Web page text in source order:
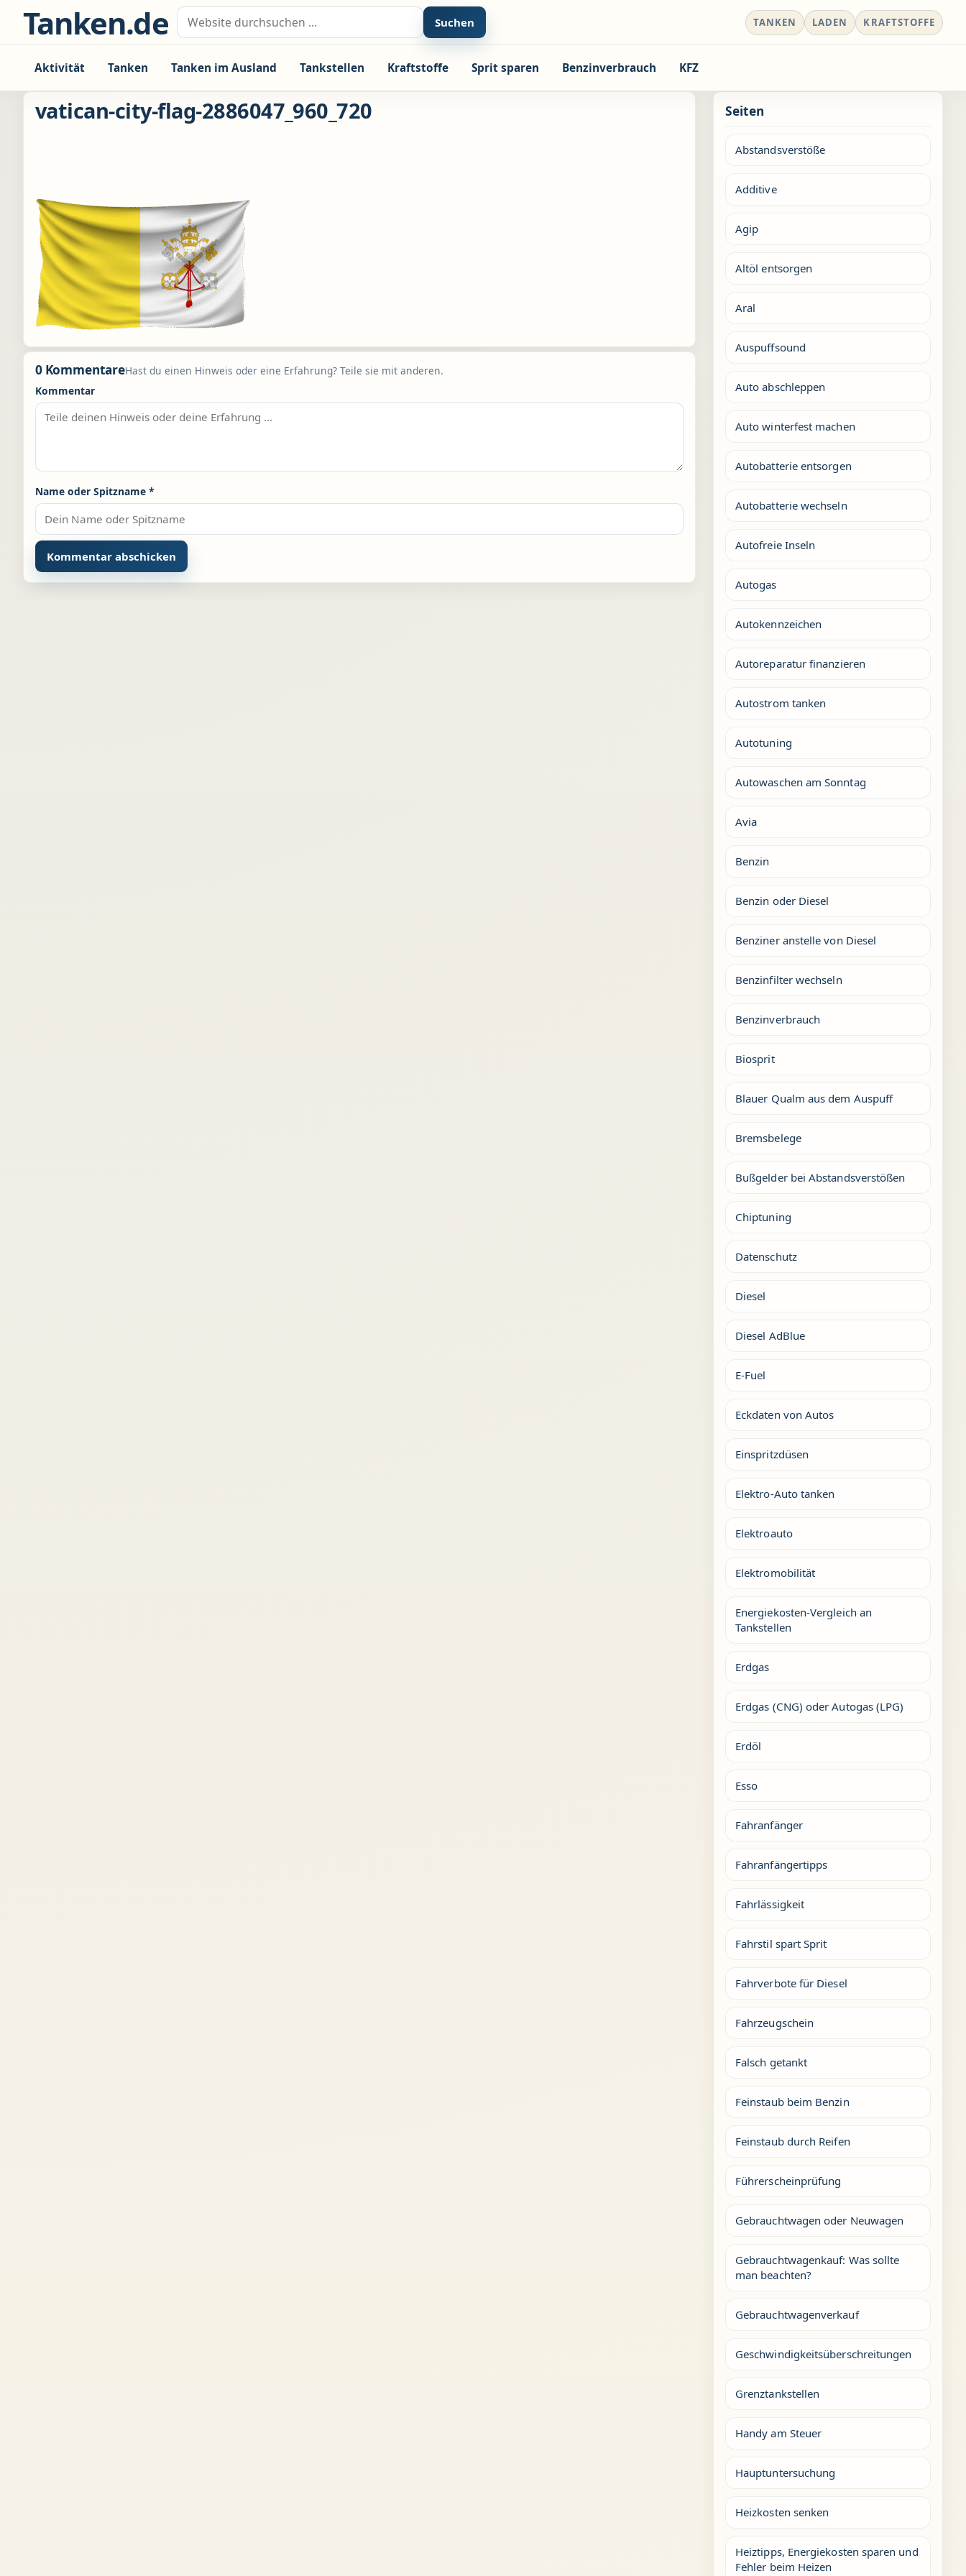
Zum Inhalt springen
Tanken.de Suche nach: Suchen TANKEN LADEN KRAFTSTOFFE
Aktivität Tanken Tanken im Ausland Tankstellen Kraftstoffe Sprit sparen Benzinverbrauch KFZ
vatican-city-flag-2886047_960_720
0 KommentareHast du einen Hinweis oder eine Erfahrung? Teile sie mit anderen.
Kommentar
Name oder Spitzname *
Seiten
Abstandsverstöße
Additive
Agip
Altöl entsorgen
Aral
Auspuffsound
Auto abschleppen
Auto winterfest machen
Autobatterie entsorgen
Autobatterie wechseln
Autofreie Inseln
Autogas
Autokennzeichen
Autoreparatur finanzieren
Autostrom tanken
Autotuning
Autowaschen am Sonntag
Avia
Benzin
Benzin oder Diesel
Benziner anstelle von Diesel
Benzinfilter wechseln
Benzinverbrauch
Biosprit
Blauer Qualm aus dem Auspuff
Bremsbelege
Bußgelder bei Abstandsverstößen
Chiptuning
Datenschutz
Diesel
Diesel AdBlue
E-Fuel
Eckdaten von Autos
Einspritzdüsen
Elektro-Auto tanken
Elektroauto
Elektromobilität
Energiekosten-Vergleich an
Tankstellen
Erdgas
Erdgas (CNG) oder Autogas (LPG)
Erdöl
Esso
Fahranfänger
Fahranfängertipps
Fahrlässigkeit
Fahrstil spart Sprit
Fahrverbote für Diesel
Fahrzeugschein
Falsch getankt
Feinstaub beim Benzin
Feinstaub durch Reifen
Führerscheinprüfung
Gebrauchtwagen oder Neuwagen
Gebrauchtwagenkauf: Was sollte
man beachten?
Gebrauchtwagenverkauf
Geschwindigkeitsüberschreitungen
Grenztankstellen
Handy am Steuer
Hauptuntersuchung
Heizkosten senken
Heiztipps, Energiekosten sparen und
Fehler beim Heizen